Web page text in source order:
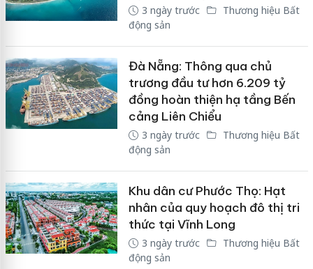
3 ngày trước
Thương hiệu Bất
động sản
Đà Nẵng: Thông qua chủ
trương đầu tư hơn 6.209 tỷ
đồng hoàn thiện hạ tầng Bến
cảng Liên Chiểu
3 ngày trước
Thương hiệu Bất
động sản
Khu dân cư Phước Thọ: Hạt
nhân của quy hoạch đô thị tri
thức tại Vĩnh Long
3 ngày trước
Thương hiệu Bất
động sản